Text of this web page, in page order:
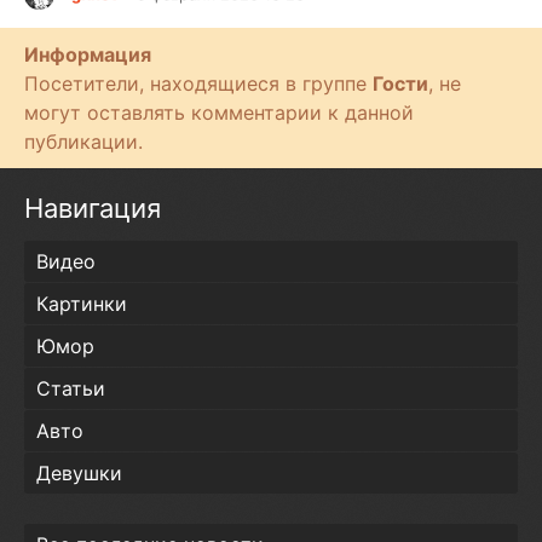
и
Информация
Посетители, находящиеся в группе Гости, не
могут оставлять комментарии к данной
публикации.
Навигация
Видео
Картинки
Юмор
Статьи
Авто
Девушки